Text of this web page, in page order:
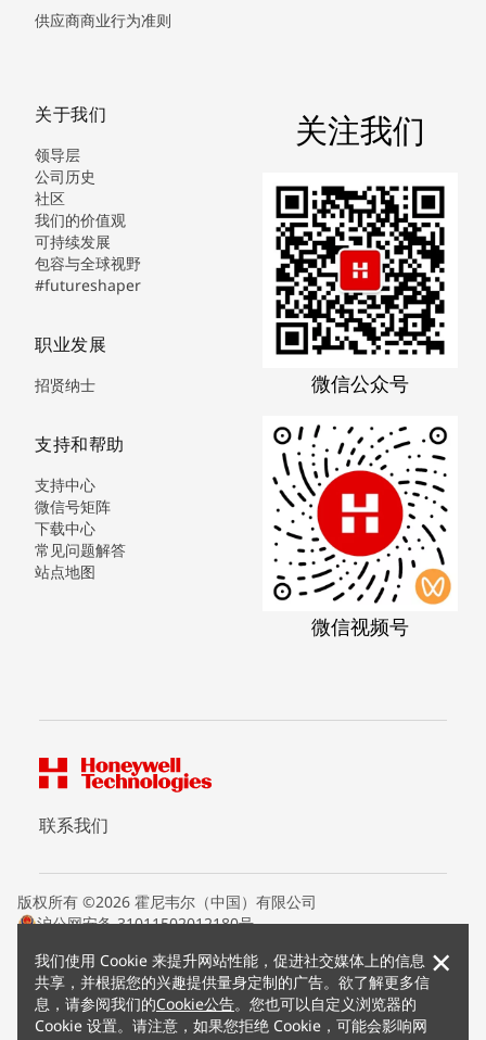
我们使用 Cookie 来提升网站性能，促进社交媒体上的信息
共享，并根据您的兴趣提供量身定制的广告。欲了解更多信
息，请参阅我们的Cookie公告。您也可以自定义浏览器的
Cookie 设置。请注意，如果您拒绝 Cookie，可能会影响网
×
供应商商业行为准则
关于我们
领导层
公司历史
社区
我们的价值观
可持续发展
包容与全球视野
#futureshaper
职业发展
招贤纳士
支持和帮助
支持中心
微信号矩阵
下载中心
常见问题解答
站点地图
关注我们
微信公众号
微信视频号
联系我们
版权所有 ©2026 霍尼韦尔（中国）有限公司
沪公网安备 31011502012180号
条款条约
隐私声明
您的隐私选项
霍尼韦尔科技Cookie通知